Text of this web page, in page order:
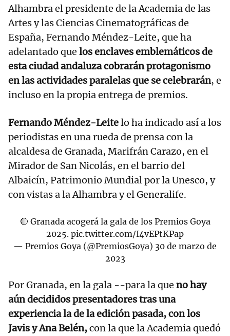
Alhambra el presidente de la Academia de las
Artes y las Ciencias Cinematográficas de
España, Fernando Méndez-Leite, que ha
adelantado que los enclaves emblemáticos de
esta ciudad andaluza cobrarán protagonismo
en las actividades paralelas que se celebrarán, e
incluso en la propia entrega de premios.
Fernando Méndez-Leitelo ha indicado así a los
periodistas en una rueda de prensa con la
alcaldesa de Granada, Marifrán Carazo, en el
Mirador de San Nicolás, en el barrio del
Albaicín, Patrimonio Mundial por la Unesco, y
con vistas a la Alhambra y el Generalife.
🔴 Granada acogerá la gala de los Premios Goya
2025. pic.twitter.com/I4vEPtKPap
— Premios Goya (@PremiosGoya) 30 de marzo de
2023
Por Granada, en la gala --para la que no hay
aún decididos presentadores tras una
experiencia la de la edición pasada, con los
Javis y Ana Belén,con la que la Academia quedó